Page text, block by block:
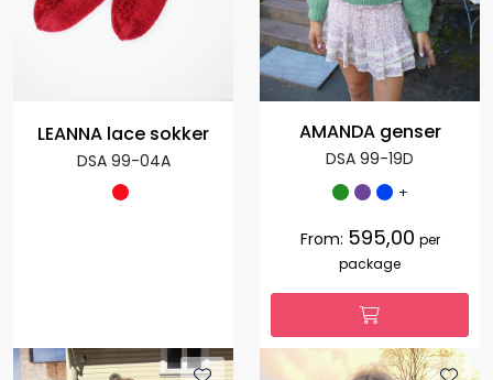
LEANNA lace sokker
DSA 99-04A
AMANDA genser
DSA 99-19D
+
From: 595,00 per
package